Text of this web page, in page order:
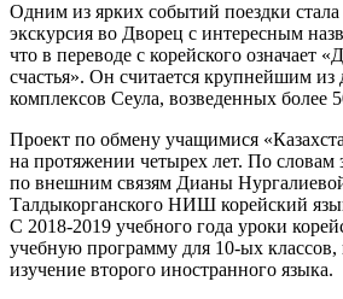
Одним из ярких событий поездки стала
экскурсия во Дворец с интересным
что в переводе с корейского означает
счастья». Он считается крупнейшим
комплексов Сеула, возведенных более
Проект по обмену учащимися
на протяжении четырех лет. По словам
по внешним связям Дианы
Талдыкорганского НИШ корейский
С 2018-2019 учебного года уроки
учебную программу для 10-ых классов,
изучение второго иностранного языка.